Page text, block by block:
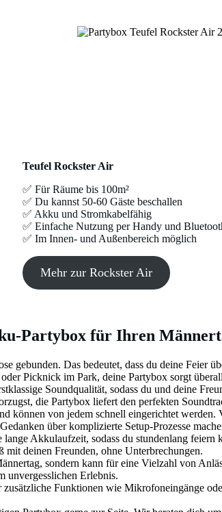
Teufel Rockster Air
✅ Für Räume bis 100m²
✅ Du kannst 50-60 Gäste beschallen
✅ Akku und Stromkabelfähig
✅ Einfache Nutzung per Handy und
✅ Im Innen- und Außenbereich möglich
Mehr zur Rockster Air
Partybox für Ihren
gebunden. Das bedeutet, dass du deine Feier
Picknick im Park, deine Partybox sorgt
Soundqualität, sodass du und deine
die Partybox liefert den perfekten
können von jedem schnell eingerichtet
über komplizierte Setup-Prozesse
Akkulaufzeit, sodass du stundenlang feiern
mit deinen Freunden, ohne Unterbrechungen.
sondern kann für eine Vielzahl von
unvergesslichen Erlebnis.
zusätzliche Funktionen wie Mikrofoneingänge